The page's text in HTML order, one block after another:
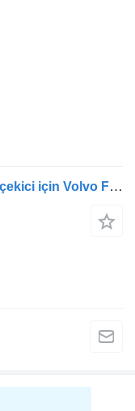
Volvo FH, FM, FMX-4 series (2013-) çekici için Volvo FH (01.12-) 84216451 amortisör